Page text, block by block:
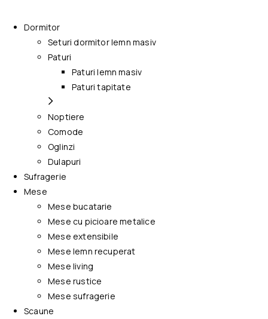
Dormitor
Seturi dormitor lemn masiv
Paturi
Paturi lemn masiv
Paturi tapitate
Noptiere
Comode
Oglinzi
Dulapuri
Sufragerie
Mese
Mese bucatarie
Mese cu picioare metalice
Mese extensibile
Mese lemn recuperat
Mese living
Mese rustice
Mese sufragerie
Scaune